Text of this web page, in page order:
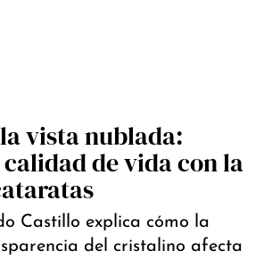
vista nublada:
de vida con la
Castillo explica cómo la
del cristalino afecta